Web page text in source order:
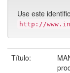
Use este
http://
Título: